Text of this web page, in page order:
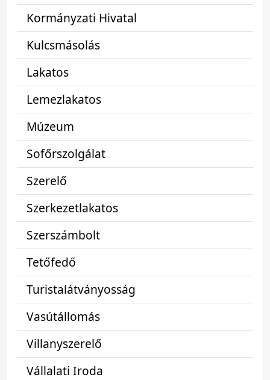
Kormányzati Hivatal
Kulcsmásolás
Lakatos
Lemezlakatos
Múzeum
Sofőrszolgálat
Szerelő
Szerkezetlakatos
Szerszámbolt
Tetőfedő
Turistalátványosság
Vasútállomás
Villanyszerelő
Vállalati Iroda